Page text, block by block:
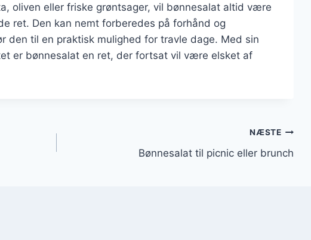
oliven eller friske grøntsager, vil bønnesalat altid være
ret. Den kan nemt forberedes på forhånd og
den til en praktisk mulighed for travle dage. Med sin
er bønnesalat en ret, der fortsat vil være elsket af
NÆSTE
Bønnesalat til picnic eller brunch